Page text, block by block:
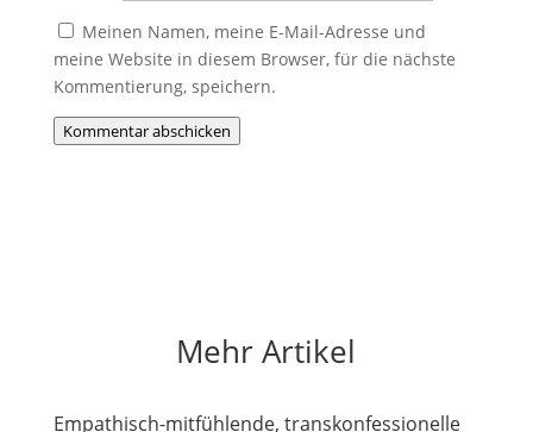
Meinen Namen, meine E-Mail-Adresse und
meine Website in diesem Browser, für die nächste
Kommentierung, speichern.
Kommentar abschicken
Mehr Artikel
Empathisch-mitfühlende, transkonfessionelle